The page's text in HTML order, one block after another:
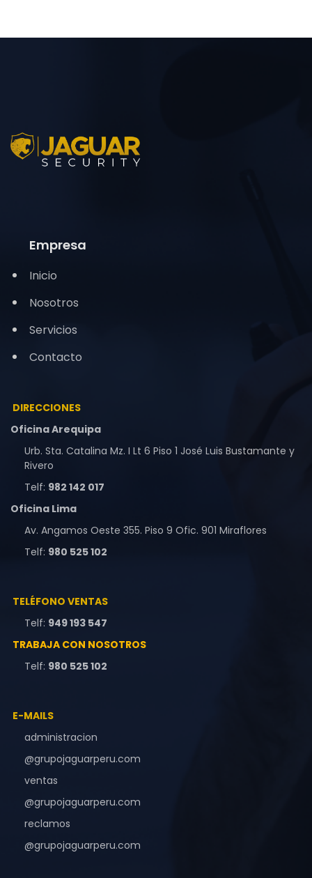
Empresa
Inicio
Nosotros
Servicios
Contacto
DIRECCIONES
Oficina Arequipa
Urb. Sta. Catalina Mz. I Lt 6 Piso 1 José Luis Bustamante y
Rivero
Telf: 982 142 017
Oficina Lima
Av. Angamos Oeste 355. Piso 9 Ofic. 901 Miraflores
Telf: 980 525 102
TELÉFONO VENTAS
Telf: 949 193 547
TRABAJA CON NOSOTROS
Telf: 980 525 102
E-MAILS
administracion
@grupojaguarperu.com
ventas
@grupojaguarperu.com
reclamos
@grupojaguarperu.com